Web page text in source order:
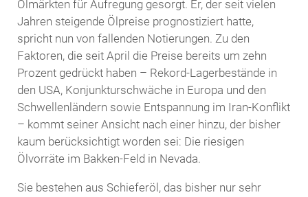
Ölmärkten für Aufregung gesorgt. Er, der seit vielen
Jahren steigende Ölpreise prognostiziert hatte,
spricht nun von fallenden Notierungen. Zu den
Faktoren, die seit April die Preise bereits um zehn
Prozent gedrückt haben – Rekord-Lagerbestände in
den USA, Konjunkturschwäche in Europa und den
Schwellenländern sowie Entspannung im Iran-Konflikt
– kommt seiner Ansicht nach einer hinzu, der bisher
kaum berücksichtigt worden sei: Die riesigen
Ölvorräte im Bakken-Feld in Nevada.
Sie bestehen aus Schieferöl, das bisher nur sehr